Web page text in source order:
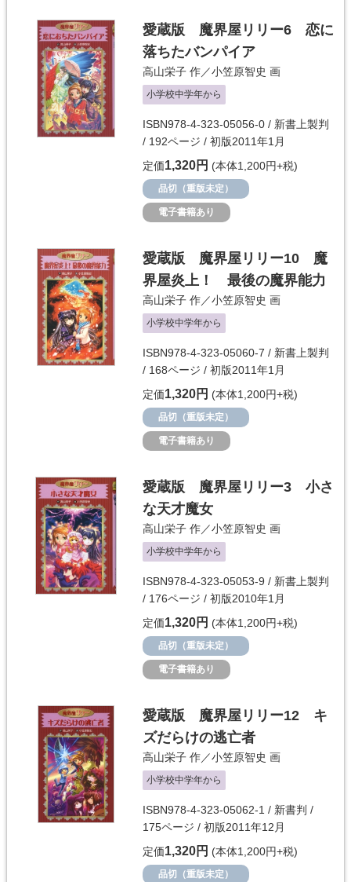
愛蔵版 魔界屋リリー6 恋に
落ちたバンパイア
高山栄子 作／小笠原智史 画
小学校中学年から
ISBN978-4-323-05056-0 / 新書上製判
/ 192ページ / 初版2011年1月
定価1,320円 (本体1,200円+税)
品切（重版未定）
電子書籍あり
愛蔵版 魔界屋リリー10 魔
界屋炎上！ 最後の魔界能力
高山栄子 作／小笠原智史 画
小学校中学年から
ISBN978-4-323-05060-7 / 新書上製判
/ 168ページ / 初版2011年1月
定価1,320円 (本体1,200円+税)
品切（重版未定）
電子書籍あり
愛蔵版 魔界屋リリー3 小さ
な天才魔女
高山栄子 作／小笠原智史 画
小学校中学年から
ISBN978-4-323-05053-9 / 新書上製判
/ 176ページ / 初版2010年1月
定価1,320円 (本体1,200円+税)
品切（重版未定）
電子書籍あり
愛蔵版 魔界屋リリー12 キ
ズだらけの逃亡者
高山栄子 作／小笠原智史 画
小学校中学年から
ISBN978-4-323-05062-1 / 新書判 /
175ページ / 初版2011年12月
定価1,320円 (本体1,200円+税)
品切（重版未定）